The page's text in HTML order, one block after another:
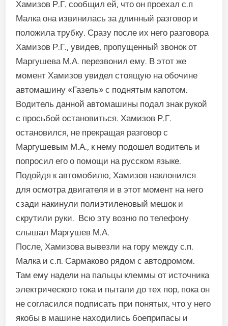
Хамизов Р.Г. сообщил ей, что он проехал с.п
Малка она извинилась за длинный разговор и
положила трубку. Сразу после их него разговора
Хамизов Р.Г., увидев, пропущенный звонок от
Маргушева М.А. перезвонил ему. В этот же
момент Хамизов увидел стоящую на обочине
автомашину «Газель» с поднятым капотом.
Водитель данной автомашины подал знак рукой
с просьбой остановиться. Хамизов Р.Г.
остановился, не прекращая разговор с
Маргушевым М.А., к нему подошел водитель и
попросил его о помощи на русском языке.
Подойдя к автомобилю, Хамизов наклонился
для осмотра двигателя и в этот момент на него
сзади накинули полиэтиленовый мешок и
скрутили руки. Всю эту возню по телефону
слышал Маргушев М.А.
После, Хамизова вывезли на гору между с.п.
Малка и с.п. Сармаково рядом с автодромом.
Там ему надели на пальцы клеммы от источника
электрического тока и пытали до тех пор, пока он
не согласился подписать при понятых, что у него
якобы в машине находились боеприпасы и